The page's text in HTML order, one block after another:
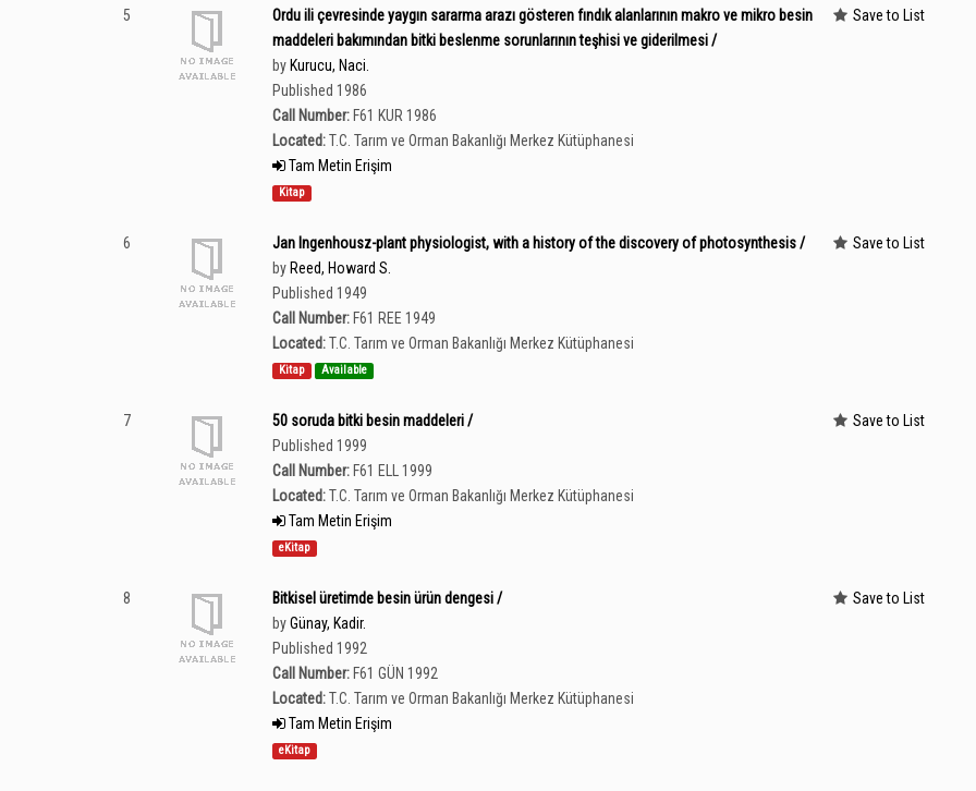
5
Ordu ili çevresinde yaygın sararma arazı gösteren fındık alanlarının makro ve mikro besin
maddeleri bakımından bitki beslenme sorunlarının teşhisi ve giderilmesi /
by Kurucu, Naci.
Published 1986
Call Number: F61 KUR 1986
Located:T.C. Tarım ve Orman Bakanlığı Merkez Kütüphanesi
Tam Metin Erişim
Kitap
Save to List
6
Jan Ingenhousz-plant physiologist, with a history of the discovery of photosynthesis /
by Reed, Howard S.
Published 1949
Call Number: F61 REE 1949
Located:T.C. Tarım ve Orman Bakanlığı Merkez Kütüphanesi
Kitap Available
Save to List
7
50 soruda bitki besin maddeleri /
Published 1999
Call Number: F61 ELL 1999
Located:T.C. Tarım ve Orman Bakanlığı Merkez Kütüphanesi
Tam Metin Erişim
eKitap
Save to List
8
Bitkisel üretimde besin ürün dengesi /
byGünay, Kadir.
Published 1992
Call Number: F61 GÜN 1992
Located:T.C. Tarım ve Orman Bakanlığı Merkez Kütüphanesi
Tam Metin Erişim
eKitap
Save to List